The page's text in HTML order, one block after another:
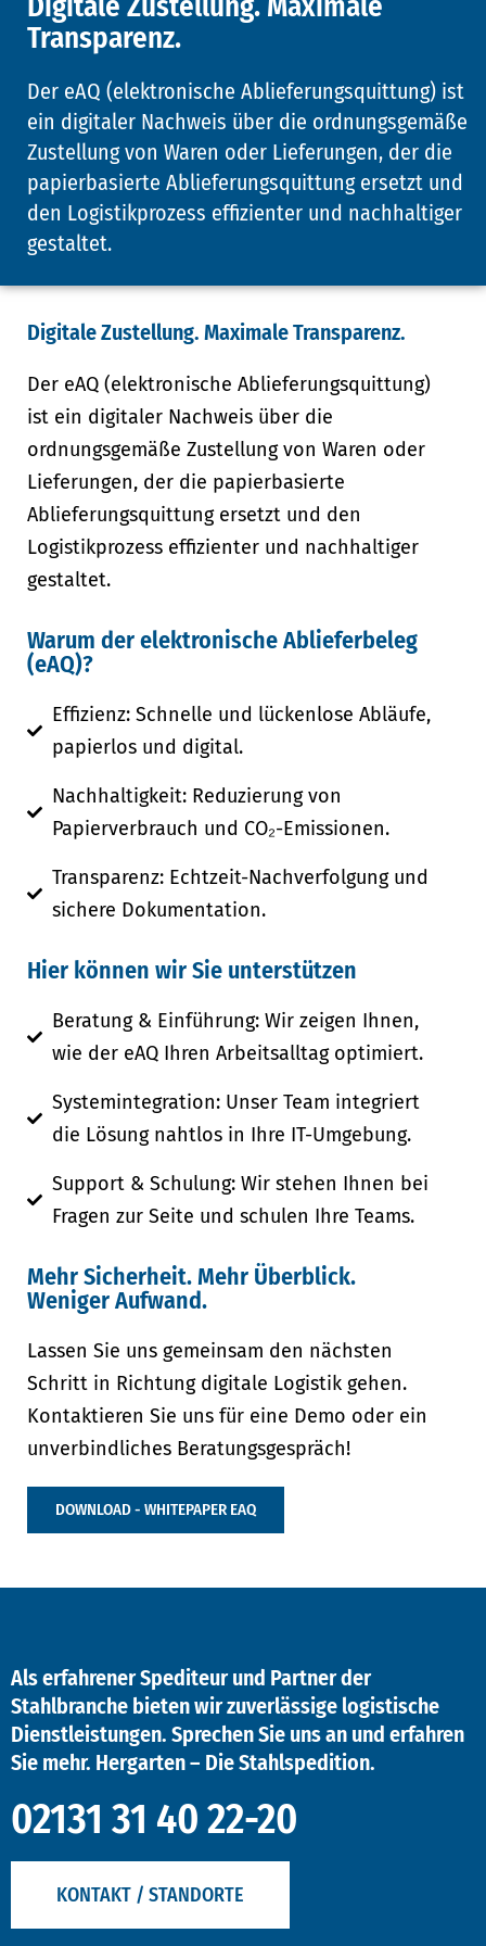
Transparenz.
Der eAQ (elektronische Ablieferungsquittung) ist
ein digitaler Nachweis über die ordnungsgemäße
Zustellung von Waren oder Lieferungen, der die
papierbasierte Ablieferungsquittung ersetzt und
den Logistikprozess effizienter und nachhaltiger
gestaltet.
Digitale Zustellung. Maximale Transparenz.
Der eAQ (elektronische Ablieferungsquittung)
ist ein digitaler Nachweis über die
ordnungsgemäße Zustellung von Waren oder
Lieferungen, der die papierbasierte
Ablieferungsquittung ersetzt und den
Logistikprozess effizienter und nachhaltiger
gestaltet.
Warum der elektronische Ablieferbeleg
(eAQ)?
Effizienz: Schnelle und lückenlose Abläufe,
papierlos und digital.
Nachhaltigkeit: Reduzierung von
Papierverbrauch und CO₂-Emissionen.
Transparenz: Echtzeit-Nachverfolgung und
sichere Dokumentation.
Hier können wir Sie unterstützen
Beratung & Einführung: Wir zeigen Ihnen,
wie der eAQ Ihren Arbeitsalltag optimiert.
Systemintegration: Unser Team integriert
die Lösung nahtlos in Ihre IT-Umgebung.
Support & Schulung: Wir stehen Ihnen bei
Fragen zur Seite und schulen Ihre Teams.
Mehr Sicherheit. Mehr Überblick.
Weniger Aufwand.
Lassen Sie uns gemeinsam den nächsten
Schritt in Richtung digitale Logistik gehen.
Kontaktieren Sie uns für eine Demo oder ein
unverbindliches Beratungsgespräch!
DOWNLOAD - WHITEPAPER EAQ
Als erfahrener Spediteur und Partner der
Stahlbranche bieten wir zuverlässige logistische
Dienstleistungen. Sprechen Sie uns an und erfahren
Sie mehr. Hergarten – Die Stahlspedition.
02131 31 40 22-20
KONTAKT / STANDORTE